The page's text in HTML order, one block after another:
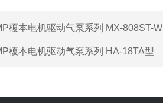
榎本电机驱动气泵系列 MX-808ST-W
榎本电机驱动气泵系列 HA-18TA型